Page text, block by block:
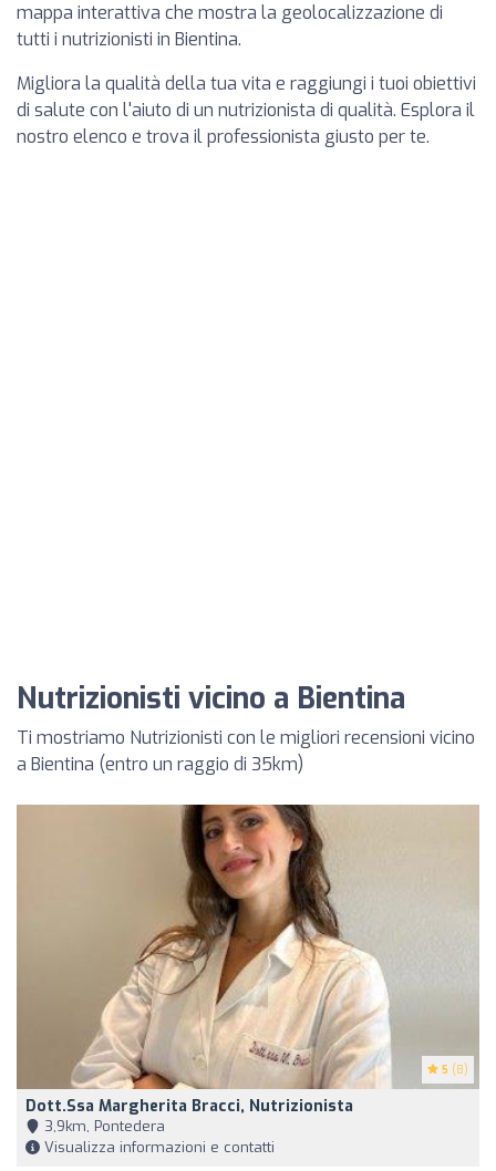
mappa interattiva che mostra la geolocalizzazione di
tutti i nutrizionisti in Bientina.
Migliora la qualità della tua vita e raggiungi i tuoi obiettivi
di salute con l'aiuto di un nutrizionista di qualità. Esplora il
nostro elenco e trova il professionista giusto per te.
Nutrizionisti vicino a Bientina
Ti mostriamo Nutrizionisti con le migliori recensioni vicino
a Bientina (entro un raggio di 35km)
5 (8)
Dott.ssa Margherita Bracci, Nutrizionista
3,9km, Pontedera
Visualizza informazioni e contatti